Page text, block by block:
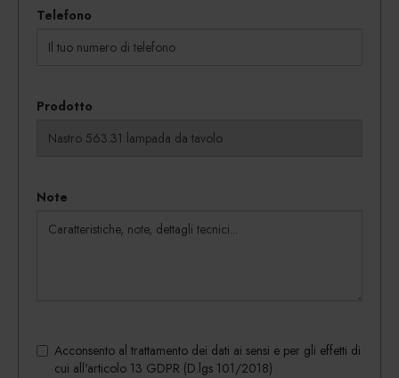
Telefono
Prodotto
Note
Acconsento al trattamento dei dati ai sensi e per gli effetti di
cui all'articolo 13 GDPR (D.lgs 101/2018)